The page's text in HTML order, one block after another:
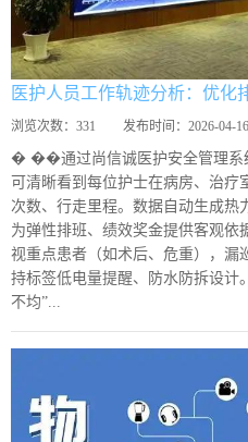
医护人员工作轨迹分析：优化
浏览次数： 331 发布时间： 2026-04-16
� ��通过尚信诚医护安全管理系
可清晰看到每位护士在病房、治疗
次数、行走里程。数据自动生成热
为弹性排班、绩效奖金提供客观依
视重点患者（如术后、危重），漏
持标签低电量提醒、防水防拆设计
不均”...